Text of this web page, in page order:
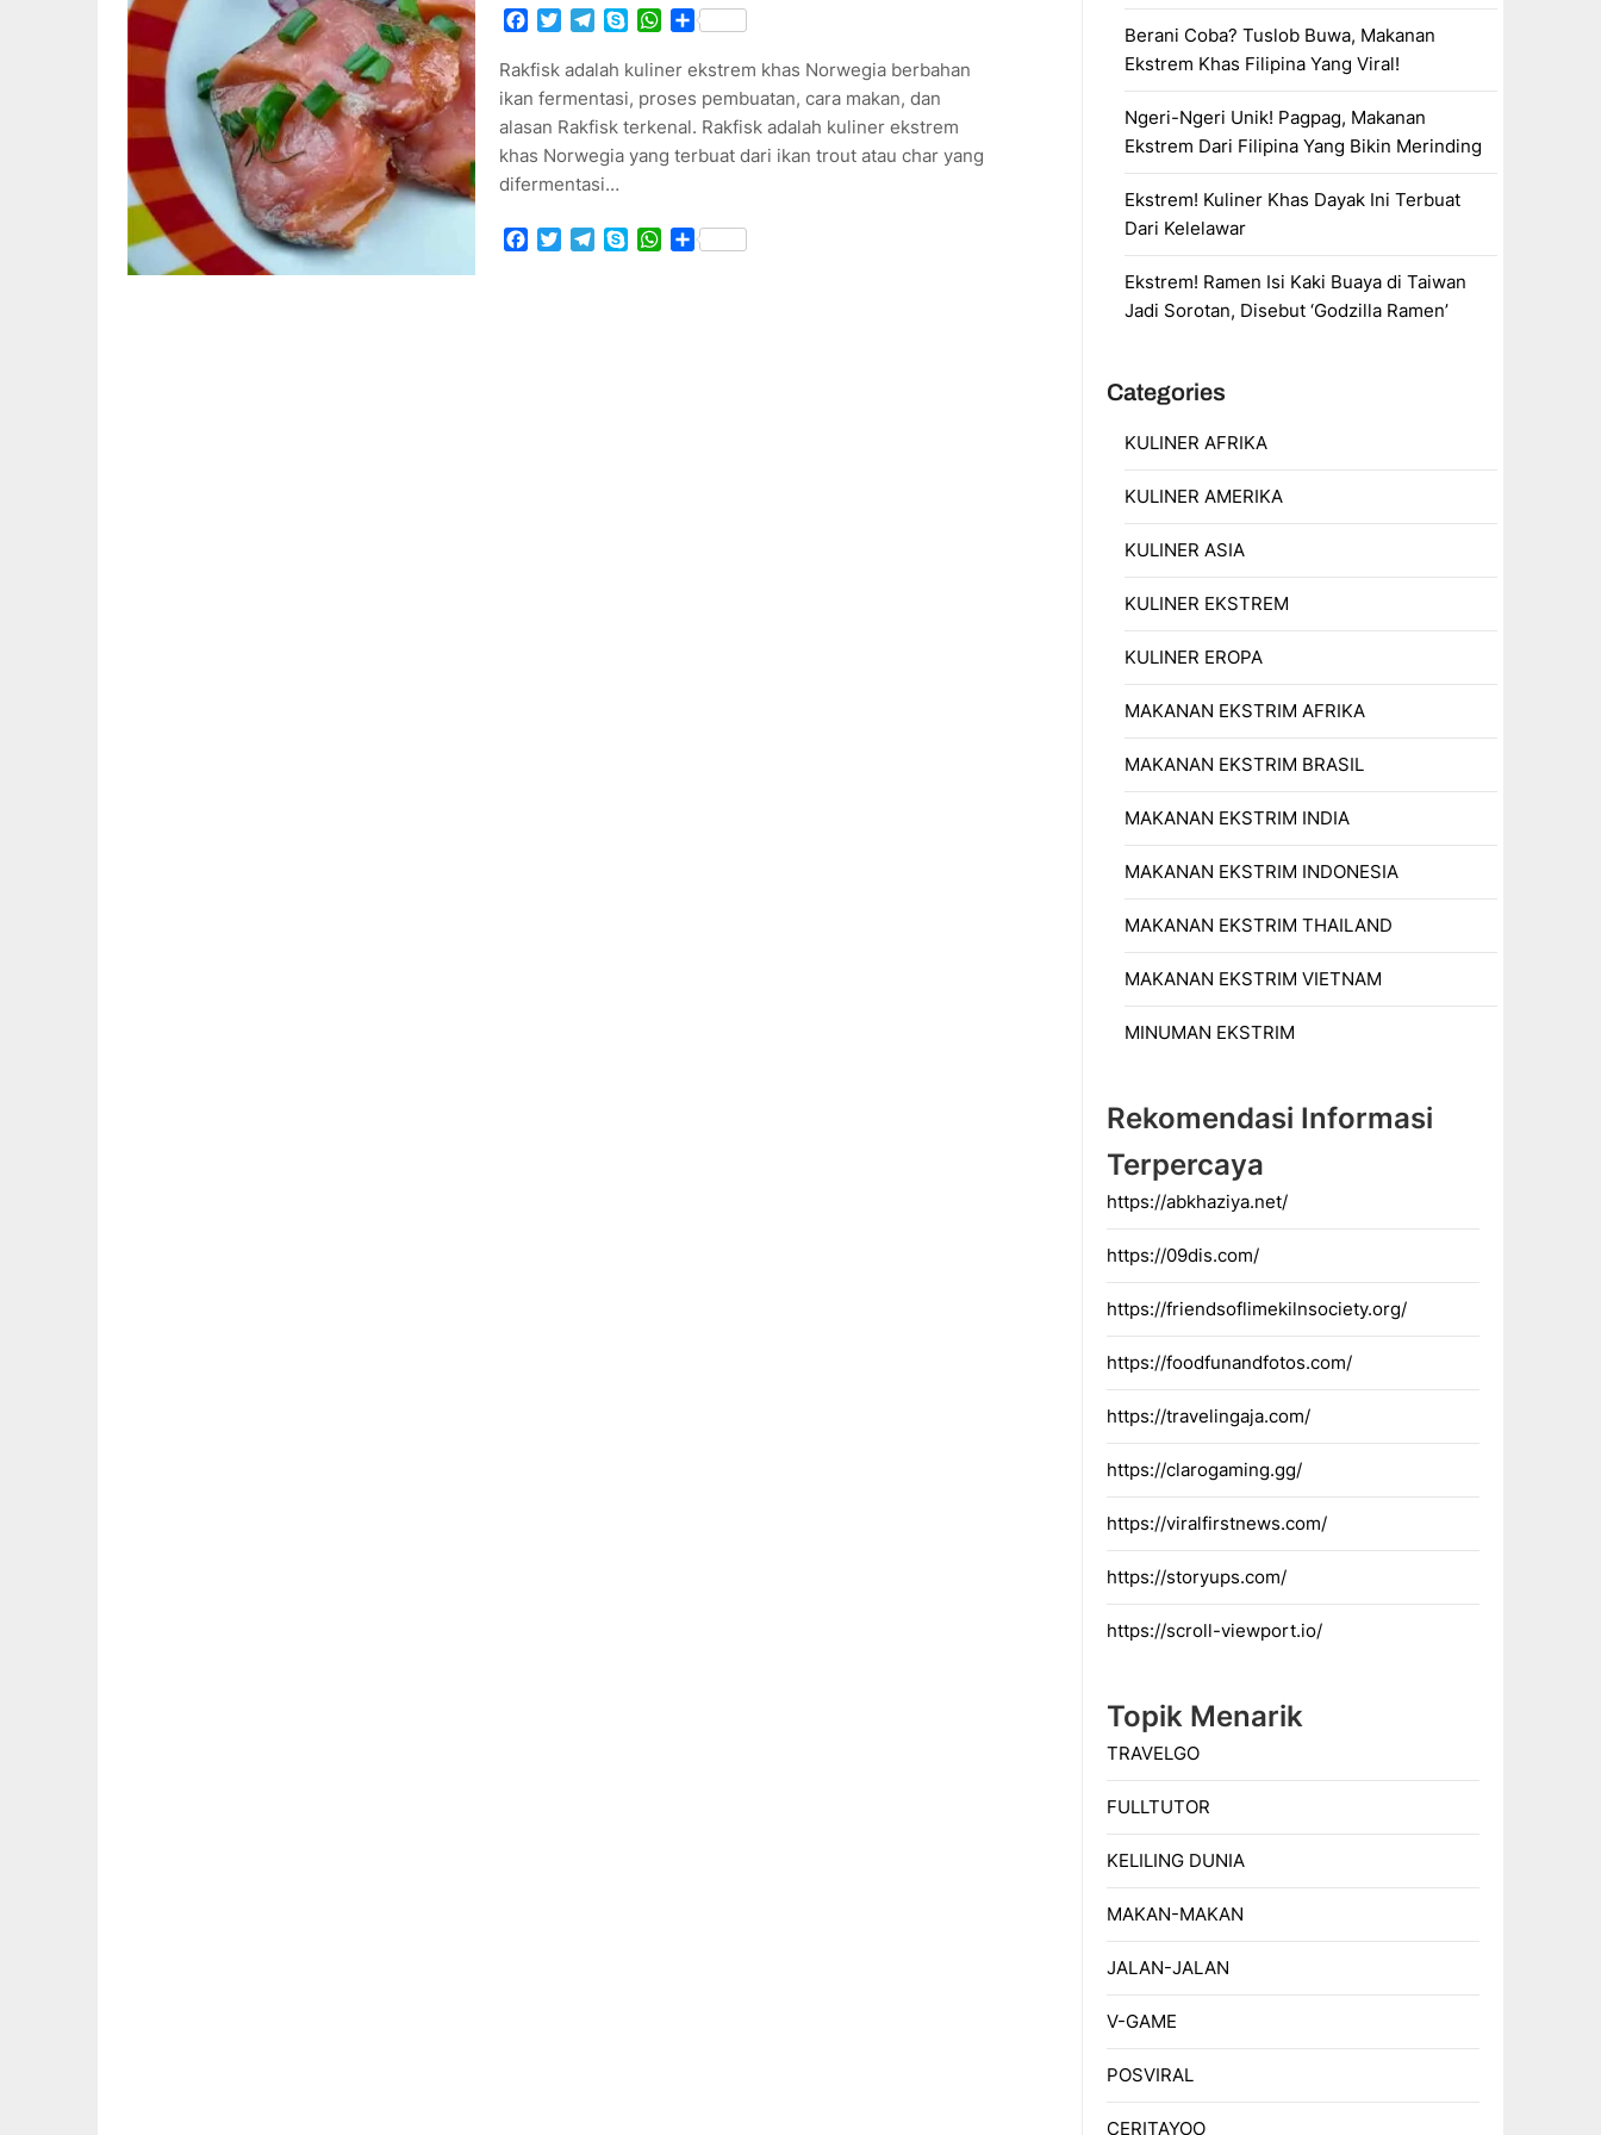
Facebook
TwitterTelegram
SkypeWhatsApp
Share
Rakfisk adalah kuliner ekstrem khas Norwegia berbahan
ikan fermentasi, proses pembuatan, cara makan, dan
alasan Rakfisk terkenal. Rakfisk adalah kuliner ekstrem
khas Norwegia yang terbuat dari ikan trout atau char yang
difermentasi…
Facebook
TwitterTelegram
SkypeWhatsApp
Share
Berani Coba? Tuslob Buwa, Makanan
Ekstrem Khas Filipina Yang Viral!
Ngeri-Ngeri Unik! Pagpag, Makanan
Ekstrem Dari Filipina Yang Bikin Merinding
Ekstrem! Kuliner Khas Dayak Ini Terbuat
Dari Kelelawar
Ekstrem! Ramen Isi Kaki Buaya di Taiwan
Jadi Sorotan, Disebut ‘Godzilla Ramen’
Categories
KULINER AFRIKA
KULINER AMERIKA
KULINER ASIA
KULINER EKSTREM
KULINER EROPA
MAKANAN EKSTRIM AFRIKA
MAKANAN EKSTRIM BRASIL
MAKANAN EKSTRIM INDIA
MAKANAN EKSTRIM INDONESIA
MAKANAN EKSTRIM THAILAND
MAKANAN EKSTRIM VIETNAM
MINUMAN EKSTRIM
Rekomendasi Informasi
Terpercaya
https://abkhaziya.net/
https://09dis.com/
https://friendsoflimekilnsociety.org/
https://foodfunandfotos.com/
https://travelingaja.com/
https://clarogaming.gg/
https://viralfirstnews.com/
https://storyups.com/
https://scroll-viewport.io/
Topik Menarik
TRAVELGO
FULLTUTOR
KELILING DUNIA
MAKAN-MAKAN
JALAN-JALAN
V-GAME
POSVIRAL
CERITAYOO